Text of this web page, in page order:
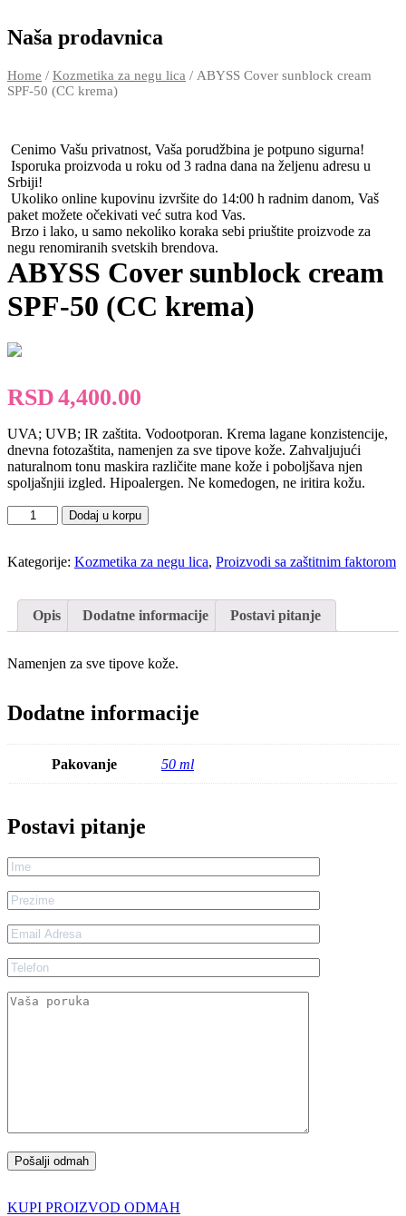
Naša prodavnica
Home / Kozmetika za negu lica / ABYSS Cover sunblock cream
SPF-50 (CC krema)
Cenimo Vašu privatnost, Vaša porudžbina je potpuno sigurna!
Isporuka proizvoda u roku od 3 radna dana na željenu adresu u
Srbiji!
Ukoliko online kupovinu izvršite do 14:00 h radnim danom, Vaš
paket možete očekivati već sutra kod Vas.
Brzo i lako, u samo nekoliko koraka sebi priuštite proizvode za
negu renomiranih svetskih brendova.
ABYSS Cover sunblock cream
SPF-50 (CC krema)
RSD4,400.00
UVA; UVB; IR zaštita. Vodootporan. Krema lagane konzistencije,
dnevna fotozaštita, namenjen za sve tipove kože. Zahvaljujući
naturalnom tonu maskira različite mane kože i poboljšava njen
spoljašnjii izgled. Hipoalergen. Ne komedogen, ne iritira kožu.
ABYSS
Cover
cream
krema)
Dodaj u korpu
Kategorije: Kozmetika za negu lica, Proizvodi sa zaštitnim faktorom
Opis Dodatne informacije Postavi pitanje
Namenjen za sve tipove kože.
Dodatne informacije
Pakovanje 50 ml
Postavi pitanje
KUPI PROIZVOD ODMAH